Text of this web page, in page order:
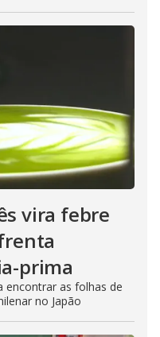
vira febre
prima
encontrar as folhas de
no Japão